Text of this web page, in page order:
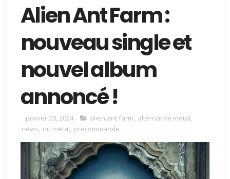
Alien Ant Farm :
nouveau single et
nouvel album
annoncé !
janvier 20, 2024 alien ant farm, alternative metal,
news, nu metal, precommande